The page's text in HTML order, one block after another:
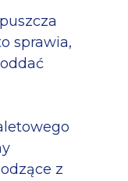
sprawia,
z